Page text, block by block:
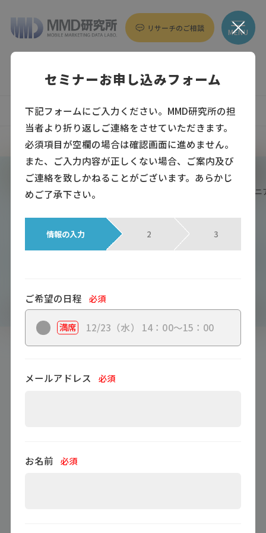
リサーチのご相談 MENU
調査データ コラム インタビュー
セミナー プレスリリース すべて
トップページ
セミナー
※申し込み終了※12/23（水）MMD研究所主催「データから見る、シ
セミナー 2020年12月16日
※申し込み終了※12/23（水）MMD
アのデジタルシフトの現状と今後」
オンラインセミナーを開催します。
#スマートフォン #EC #シニア #利用動向
記事提供会社 MMDLabo株式会社
セミナーお申し込みフォーム
下記フォームにご入力ください。MMD研究所の担
当者より折り返しご連絡をさせていただきます。
必須項目が空欄の場合は確認画面に進めません。
また、ご入力内容が正しくない場合、ご案内及び
ご連絡を致しかねることがございます。あらかじ
めご了承下さい。
情報の入力 2 3
ご希望の日程 必須
満席 12/23（水） 14：00～15：00
メールアドレス 必須
お名前 必須